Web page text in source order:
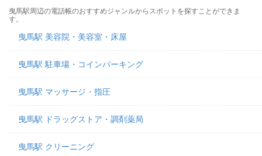
曳馬駅周辺の電話帳のおすすめジャンルからスポットを探すことができま
す。
曳馬駅 美容院・美容室・床屋
曳馬駅 駐車場・コインパーキング
曳馬駅 マッサージ・指圧
曳馬駅 ドラッグストア・調剤薬局
曳馬駅 クリーニング